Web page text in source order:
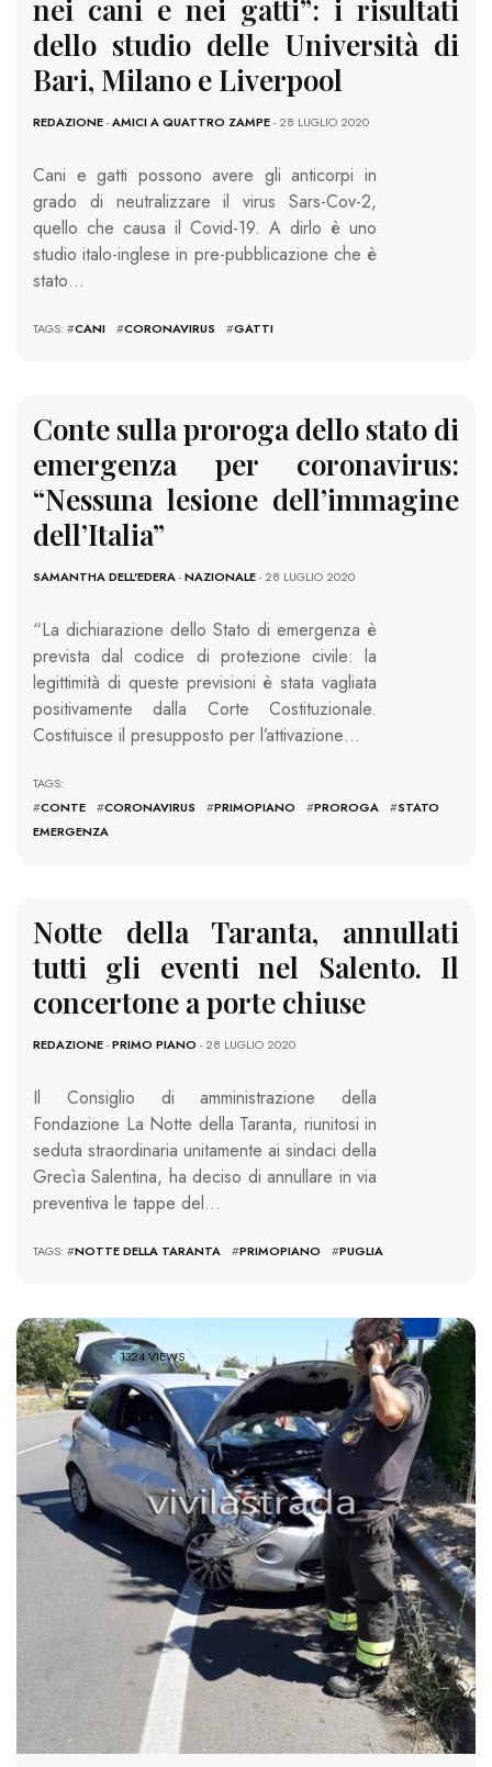
nei cani e nei gatti”: i risultati
dello studio delle Università di
Bari, Milano e Liverpool
REDAZIONE-AMICI A QUATTRO ZAMPE- 28 LUGLIO 2020
Cani e gatti possono avere gli anticorpi in
grado di neutralizzare il virus Sars-Cov-2,
quello che causa il Covid-19. A dirlo è uno
studio italo-inglese in pre-pubblicazione che è
stato…
TAGS: #CANI #CORONAVIRUS #GATTI
Conte sulla proroga dello stato di
emergenza per coronavirus:
“Nessuna lesione dell’immagine
dell’Italia”
SAMANTHA DELL'EDERA-NAZIONALE- 28 LUGLIO 2020
“La dichiarazione dello Stato di emergenza è
prevista dal codice di protezione civile: la
legittimità di queste previsioni è stata vagliata
positivamente dalla Corte Costituzionale.
Costituisce il presupposto per l’attivazione…
TAGS:
#CONTE #CORONAVIRUS #PRIMOPIANO #PROROGA #STATO
EMERGENZA
Notte della Taranta, annullati
tutti gli eventi nel Salento. Il
concertone a porte chiuse
REDAZIONE-PRIMO PIANO - 28 LUGLIO 2020
Il Consiglio di amministrazione della
Fondazione La Notte della Taranta, riunitosi in
seduta straordinaria unitamente ai sindaci della
Grecìa Salentina, ha deciso di annullare in via
preventiva le tappe del…
TAGS: #NOTTE DELLA TARANTA #PRIMOPIANO #PUGLIA
1324 VIEWS